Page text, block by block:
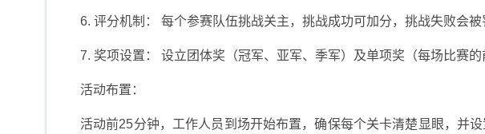
6. 评分机制： 每个参赛队伍挑战关主，挑战成功可加分，挑战失败会被
7. 奖项设置： 设立团体奖（冠军、亚军、季军）及单项奖（每场比赛的
活动布置：
活动前25分钟，工作人员到场开始布置，确保每个关卡清楚显眼，并